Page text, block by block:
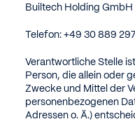
Builtech Holding GmbH
Telefon: +49 30 889
Verantwortliche Stelle
Person, die allein oder
Zwecke und Mittel der
personenbezogenen
Adressen o. Ä.)